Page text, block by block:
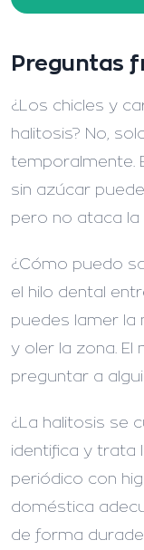
Preguntas
¿Los chicles y
halitosis? No,
temporalmente.
sin azúcar
pero no ataca la
¿Cómo puedo
el hilo dental
puedes lamer la
y oler la zona.
preguntar a
¿La halitosis se
identifica y trata
periódico con
doméstica
de forma